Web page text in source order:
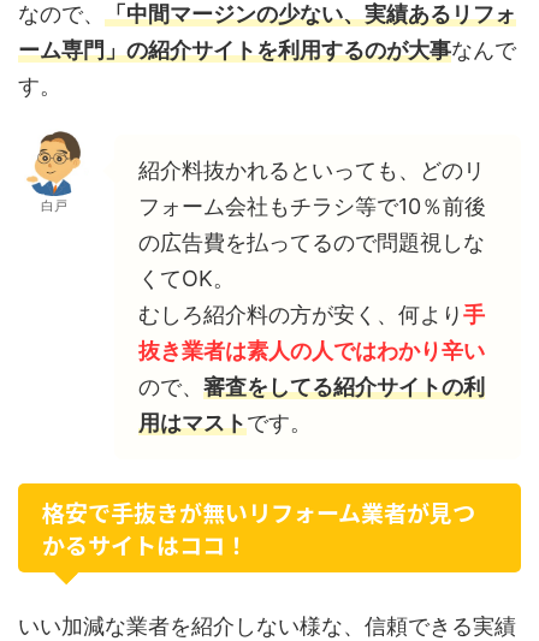
なので、 「中間マージンの少ない、実績あるリフォ
ーム専門」の紹介サイトを利用するのが大事なんで
す。
白戸
紹介料抜かれるといっても、どのリ
フォーム会社もチラシ等で10％前後
の広告費を払ってるので問題視しな
くてOK。
むしろ紹介料の方が安く、何より手
抜き業者は素人の人ではわかり辛い
ので、 審査をしてる紹介サイトの利
用はマストです。
格安で手抜きが無いリフォーム業者が見つ
かるサイトはココ！
いい加減な業者を紹介しない様な、信頼できる実績